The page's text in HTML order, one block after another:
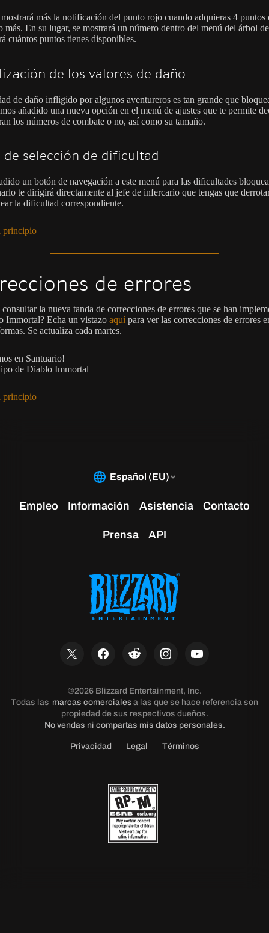
más la notificación del punto rojo cuando adquieras 4 puntos
más. En su lugar, se mostrará un número dentro del menú del árbol
cuántos puntos tienes disponibles.
de los valores de daño
de daño infligido por algunos aventureros es tan grande que
añadido una nueva opción en el menú de ajustes que te permite
los números de combate o no, así como su tamaño.
de selección de dificultad
un botón de navegación a este menú para las dificultades
te dirigirá directamente al jefe de infercario que tengas que
la dificultad correspondiente.
principio
de errores
consultar la nueva tanda de correcciones de errores que se han
Immortal? Echa un vistazo aquí para ver las correcciones de errores
Se actualiza cada martes.
en Santuario!
de Diablo Immortal
principio